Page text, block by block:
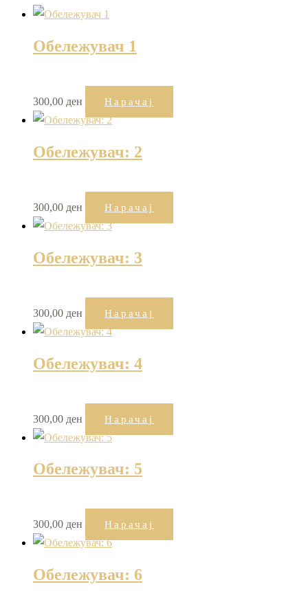
Обележувач 1
300,00 ден Нарачај
Обележувач: 2
300,00 ден Нарачај
Обележувач: 3
300,00 ден Нарачај
Обележувач: 4
300,00 ден Нарачај
Обележувач: 5
300,00 ден Нарачај
Обележувач: 6